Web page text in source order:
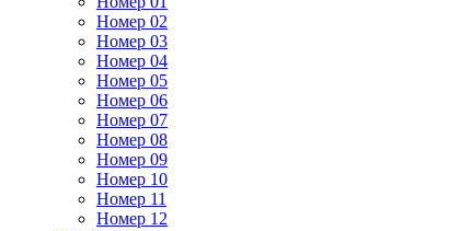
Номер 02
Номер 03
Номер 04
Номер 05
Номер 06
Номер 07
Номер 08
Номер 09
Номер 10
Номер 11
Номер 12